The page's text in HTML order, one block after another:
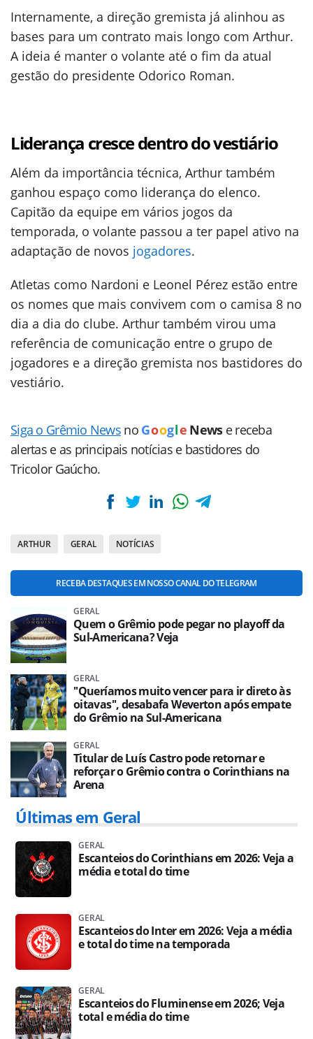
Internamente, a direção gremista já alinhou as
bases para um contrato mais longo com Arthur.
A ideia é manter o volante até o fim da atual
gestão do presidente Odorico Roman.
Liderança cresce dentro do vestiário
Além da importância técnica, Arthur também
ganhou espaço como liderança do elenco.
Capitão da equipe em vários jogos da
temporada, o volante passou a ter papel ativo na
adaptação de novos jogadores.
Atletas como Nardoni e Leonel Pérez estão entre
os nomes que mais convivem com o camisa 8 no
dia a dia do clube. Arthur também virou uma
referência de comunicação entre o grupo de
jogadores e a direção gremista nos bastidores do
vestiário.
Siga o Grêmio News no Goog le News e receba
alertas e as principais notícias e bastidores do
Tricolor Gaúcho.
ARTHUR GERAL NOTÍCIAS
RECEBA DESTAQUES EM NOSSO CANAL DO TELEGRAM
GERAL
Quem o Grêmio pode pegar no playoff da
Sul-Americana? Veja
GERAL
''Queríamos muito vencer para ir direto às
oitavas'', desabafa Weverton após empate
do Grêmio na Sul-Americana
GERAL
Titular de Luís Castro pode retornar e
reforçar o Grêmio contra o Corinthians na
Arena
Últimas em Geral
GERAL
Escanteios do Corinthians em 2026: Veja a
média e total do time
GERAL
Escanteios do Inter em 2026: Veja a média
e total do time na temporada
GERAL
Escanteios do Fluminense em 2026; Veja
total e média do time